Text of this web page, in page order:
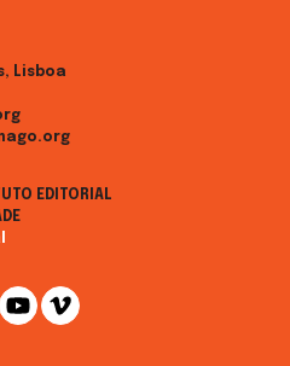
Lisboa
EDITORIAL